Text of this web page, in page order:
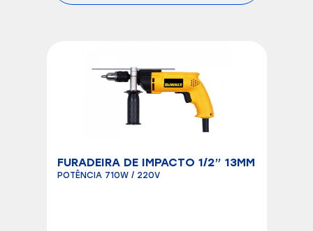
FURADEIRA DE IMPACTO 1/2” 13MM
POTÊNCIA 710W / 220V